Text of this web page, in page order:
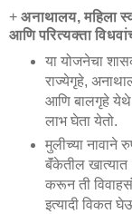
+ अनाथालय, महिला
आणि परित्यक्ता
या योजनेचा
राज्येगृहे,
आणि बालगृहे येथे
लाभ घेता येतो.
मुलीच्या नावाने
बॅंकेतील
करून ती
इत्यादी विकत